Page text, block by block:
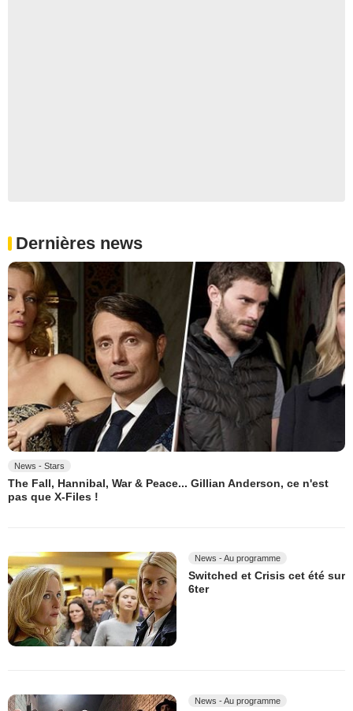
Dernières news
News - Stars
The Fall, Hannibal, War & Peace... Gillian Anderson, ce n'est
pas que X-Files !
News - Au programme
Switched et Crisis cet été sur
6ter
News - Au programme